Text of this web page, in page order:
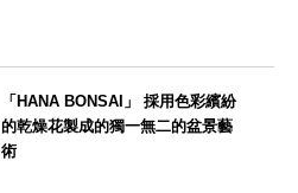
「HANA BONSAI」 採用色彩繽紛
的乾燥花製成的獨一無二的盆景藝
術